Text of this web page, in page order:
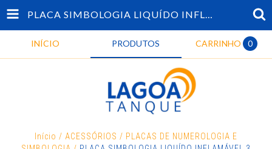
PLACA SIMBOLOGIA LIQUÍDO INFLAMÁVEL 3
INÍCIO PRODUTOS CARRINHO 0
Início / ACESSÓRIOS / PLACAS DE NUMEROLOGIA E